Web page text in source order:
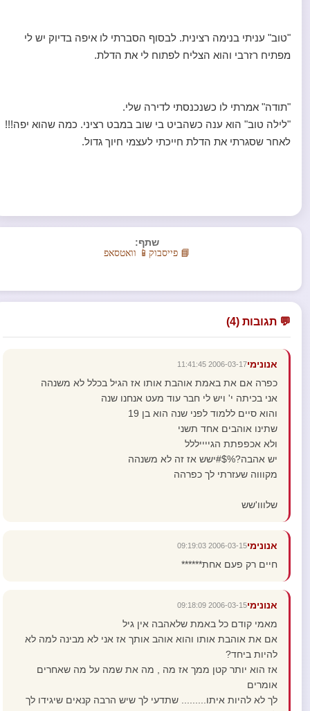
"טוב" עניתי בנימה רצינית. לבסוף הסברתי לו איפה בדיוק יש לי
מפתיח רזרבי והוא הצליח לפתוח לי את הדלת.
"תודה" אמרתי לו כשנכנסתי לדירה שלי.
"לילה טוב" הוא ענה כשהביט בי שוב במבט רציני. כמה שהוא יפה!!!
לאחר שסגרתי את הדלת חייכתי לעצמי חיוך גדול.
שתף:
📘 פייסבוק 📱 וואטסאפ
💬 תגובות (4)
אנונימי2006-03-17 11:41:45
כפרה אם את באמת אוהבת אותו אז הגיל בכלל לא משנהה
אני בכיתה י' ויש לי חבר עוד מעט אנחנו שנה
והוא סיים ללמוד לפני שנה הוא בן 19
שתינו אוהבים אחד תשני
ולא אכפפתת הגייייללל
יש אהבה?%$#ישש אז זה לא משנהה
מקוווה שעזרתי לך כפרהה
שלווו'שש
אנונימי2006-03-15 09:19:03
חיים רק פעם אחת******
אנונימי2006-03-15 09:18:09
מאמי קודם כל באמת שלאהבה אין גיל
אם את אוהבת אותו והוא אוהב אותך אז אני לא מבינה למה לא
להיות ביחד?
אז הוא יותר קטן ממך אז מה , מה את שמה על מה שאחרים
אומרים
לך לא להיות איתו......... שתדעי לך שיש הרבה קנאים שיגידו לך